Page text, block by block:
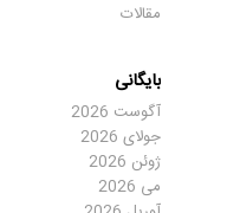
مقالات
بایگانی
آگوست 2026
جولای 2026
ژوئن 2026
می 2026